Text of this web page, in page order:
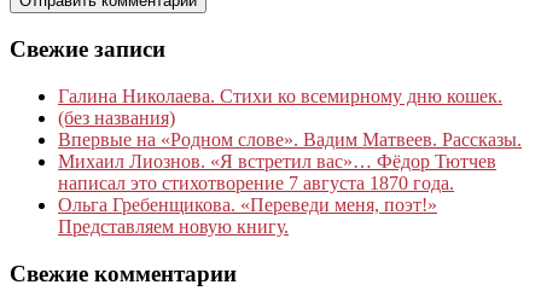
Свежие записи
Галина Николаева. Стихи ко всемирному дню кошек.
(без названия)
Впервые на «Родном слове». Вадим Матвеев. Рассказы.
Михаил Лиознов. «Я встретил вас»… Фёдор Тютчев
написал это стихотворение 7 августа 1870 года.
Ольга Гребенщикова. «Переведи меня, поэт!»
Представляем новую книгу.
Свежие комментарии